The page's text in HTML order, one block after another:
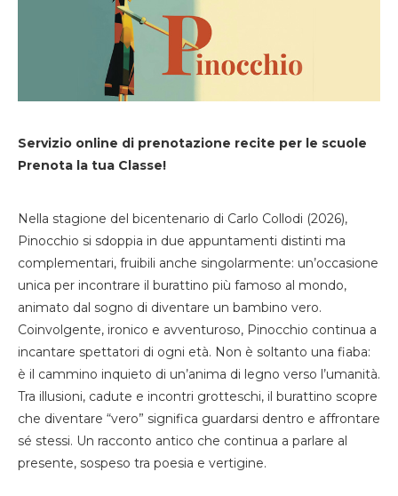
Servizio online di prenotazione recite per le scuole
Prenota la tua Classe!
Nella stagione del bicentenario di Carlo Collodi (2026),
Pinocchio si sdoppia in due appuntamenti distinti ma
complementari, fruibili anche singolarmente: un’occasione
unica per incontrare il burattino più famoso al mondo,
animato dal sogno di diventare un bambino vero.
Coinvolgente, ironico e avventuroso, Pinocchio continua a
incantare spettatori di ogni età. Non è soltanto una fiaba:
è il cammino inquieto di un’anima di legno verso l’umanità.
Tra illusioni, cadute e incontri grotteschi, il burattino scopre
che diventare “vero” significa guardarsi dentro e affrontare
sé stessi. Un racconto antico che continua a parlare al
presente, sospeso tra poesia e vertigine.